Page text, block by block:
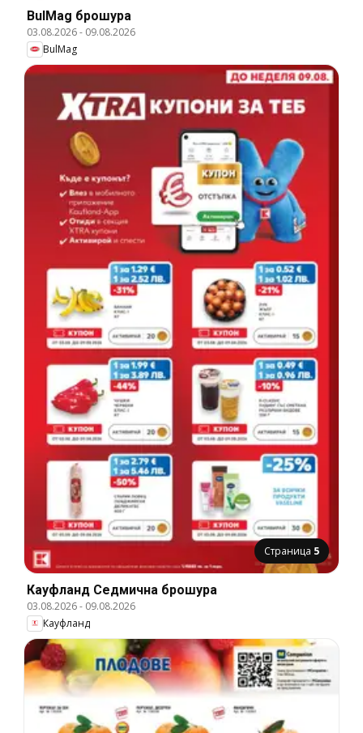
BulMag брошура
03.08.2026- 09.08.2026
BulMag
Страница 5
Кауфланд Cедмична брошура
03.08.2026- 09.08.2026
Кауфланд